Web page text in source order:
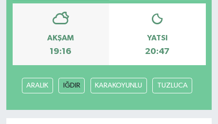
AKŞAM
19:16
YATSI
20:47
ARALIK IĞDIR KARAKOYUNLU TUZLUCA